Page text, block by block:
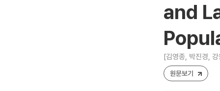
and
[김영종, 박진경,
원문보기